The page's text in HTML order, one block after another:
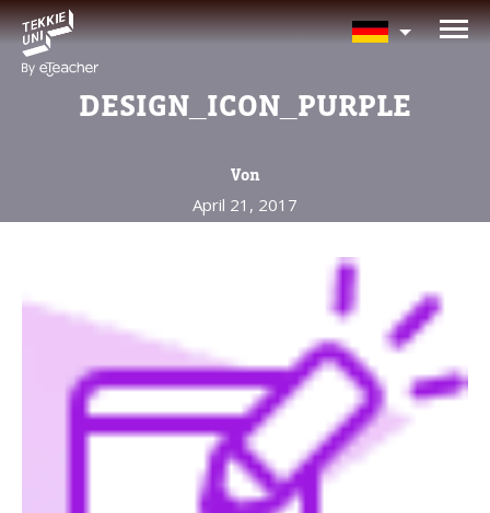
DESIGN_ICON_PURPLE
Von
April 21, 2017
BRAUCHEN SIE HILFE BEI
DER KURSAUSWAHL?
Eltern vollständiger Name
Alter Ihres Kindes
Alter Ihres Kindes
Eltern E-Mail